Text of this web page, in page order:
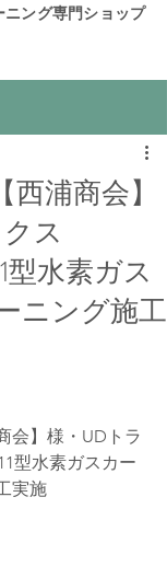
ニング専門ショップ
浦商会】
ス
型水素ガス
ニング施工
会】様・UDトラ
型水素ガスカー
実施